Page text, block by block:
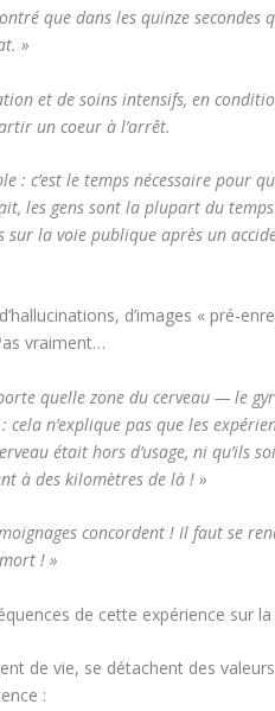
que dans les quinze
»
et de soins intensifs, en
un coeur à l’arrêt.
: c’est le temps nécessaire pour
les gens sont la plupart du
sur la voie publique après un
d’images « pré-
vraiment…
quelle zone du cerveau — le
n’explique pas que les
était hors d’usage, ni qu’ils
à des kilomètres de là ! »
concordent ! Il faut se
! »
de cette expérience sur la
de vie, se détachent des
: